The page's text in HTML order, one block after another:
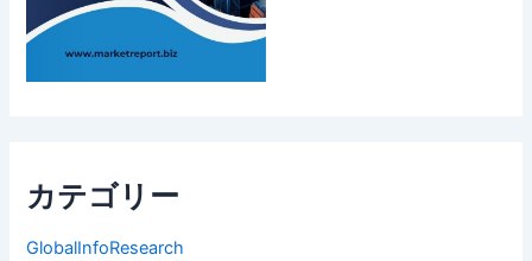
カテゴリー
GlobalInfoResearch